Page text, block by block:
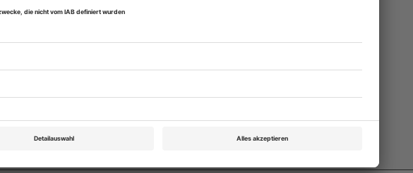
Tanz März 2013
von